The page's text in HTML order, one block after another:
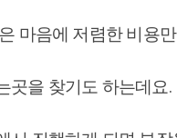
마음에 저렴한 비용
곳을 찾기도 하는데요.